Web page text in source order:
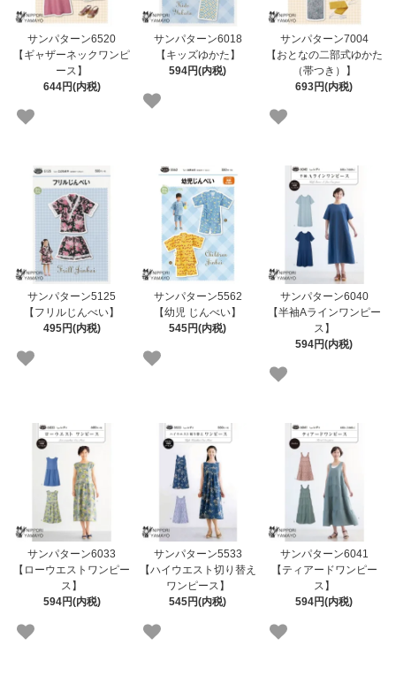
サンパターン6520
【ギャザーネックワンピ
ース】
644円(内税)
サンパターン6018
【キッズゆかた】
594円(内税)
サンパターン7004
【おとなの二部式ゆかた
（帯つき）】
693円(内税)
サンパターン5125
【フリルじんべい】
495円(内税)
サンパターン5562
【幼児 じんべい】
545円(内税)
サンパターン6040
【半袖Aラインワンピー
ス】
594円(内税)
サンパターン6033
【ローウエストワンピー
ス】
594円(内税)
サンパターン5533
【ハイウエスト切り替え
ワンピース】
545円(内税)
サンパターン6041
【ティアードワンピー
ス】
594円(内税)